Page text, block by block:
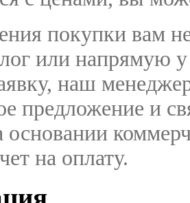
покупки вам
или напрямую
наш
предложение и
на оплату.